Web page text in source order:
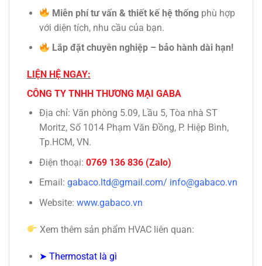
Miễn phí tư vấn & thiết kế hệ thống phù hợp
với diện tích, nhu cầu của bạn.
Lắp đặt chuyên nghiệp – bảo hành dài hạn!
LIỆN HỆ NGAY:
CÔNG TY TNHH THƯƠNG MẠI GABA
Địa chỉ: Văn phòng 5.09, Lầu 5, Tòa nhà ST
Moritz, Số 1014 Phạm Văn Đồng, P. Hiệp Bình,
Tp.HCM, VN.
Điện thoại: 0769 136 836 (Zalo)
Email: gabaco.ltd@gmail.com/ info@gabaco.vn
Website: www.gabaco.vn
Xem thêm sản phẩm HVAC liên quan:
➤ Thermostat là gì